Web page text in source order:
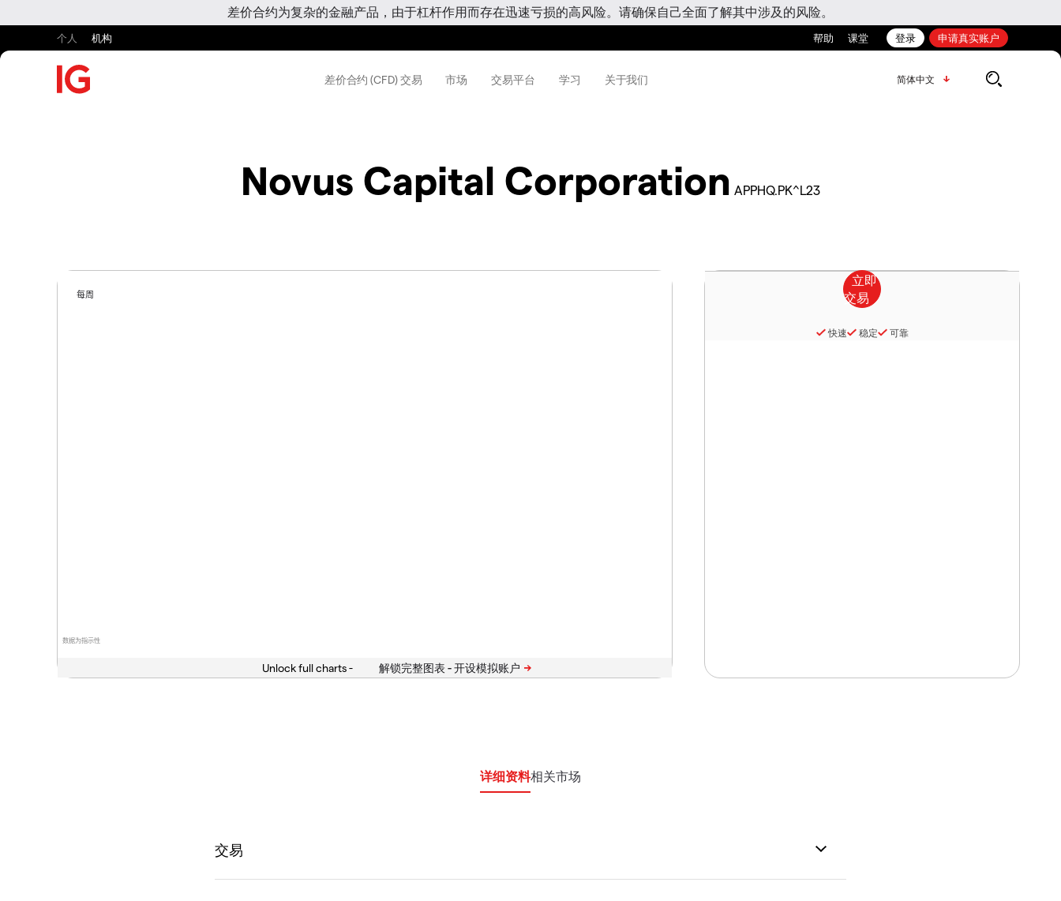
差价合约为复杂的金融产品，由于杠杆作用而存在迅速亏损的高风险。请确保自己全面了解其中涉及的风险。
个人 机构 帮助 课堂 登录 申请真实账户
差价合约 (CFD) 交易 市场 交易平台 学习 关于我们 简体中文
Novus Capital Corporation APPHQ.PK^L23
数据为指示性
每周
Unlock full charts -
快速 稳定 可靠
详细资料相关市场